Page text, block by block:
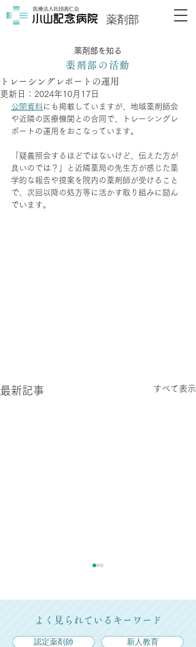
薬剤部
薬剤部を知る
薬剤部の活動
トレーシングレポートの運用
更新日： 2024年10月17日
公開資料にも掲載していますが、地域薬剤師会
や近隣の医療機関との合同で、トレーシングレ
ポートの運用をおこなっています。
「疑義照会するほどではないけど、伝えた方が
良いのでは？」と近隣薬局の先生方が感じた薬
学的な報告や提案を院内の薬剤師が受けること
で、次回以降の処方等に活かす取り組みに励ん
でいます。
最新記事 すべて表示
よく見られているキーワード
認定薬剤師 新人教育